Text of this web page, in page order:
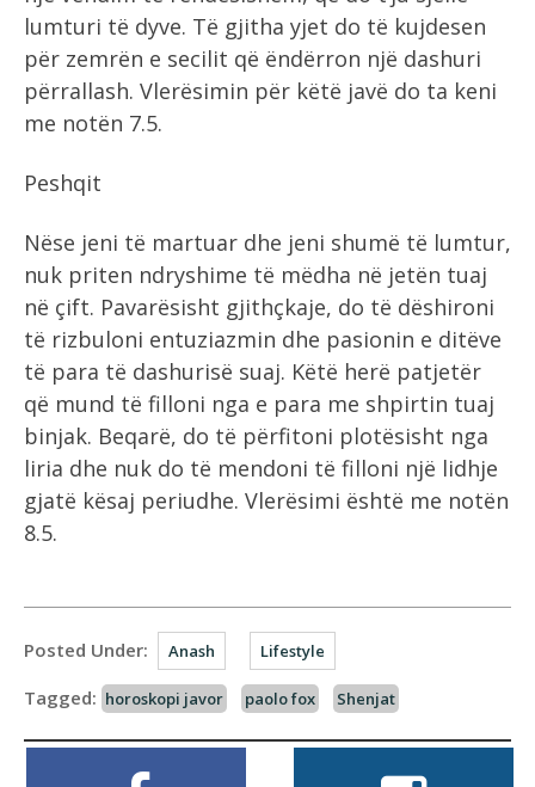
lumturi të dyve. Të gjitha yjet do të kujdesen
për zemrën e secilit që ëndërron një dashuri
përrallash. Vlerësimin për këtë javë do ta keni
me notën 7.5.
Peshqit
Nëse jeni të martuar dhe jeni shumë të lumtur,
nuk priten ndryshime të mëdha në jetën tuaj
në çift. Pavarësisht gjithçkaje, do të dëshironi
të rizbuloni entuziazmin dhe pasionin e ditëve
të para të dashurisë suaj. Këtë herë patjetër
që mund të filloni nga e para me shpirtin tuaj
binjak. Beqarë, do të përfitoni plotësisht nga
liria dhe nuk do të mendoni të filloni një lidhje
gjatë kësaj periudhe. Vlerësimi është me notën
8.5.
Posted Under: Anash Lifestyle
Tagged: horoskopi javor paolo fox Shenjat